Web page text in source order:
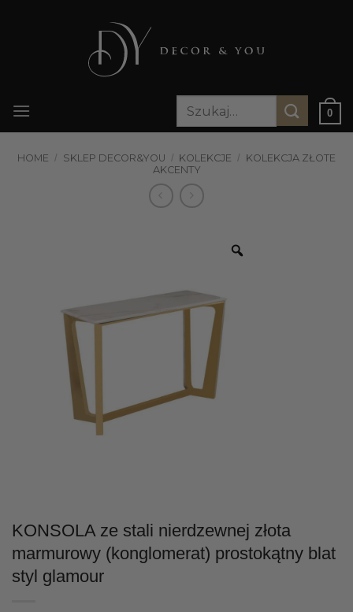
Szukaj:
0
HOME / SKLEP DECOR&YOU / KOLEKCJE / KOLEKCJA ZŁOTE
AKCENTY
KONSOLA ze stali nierdzewnej złota
marmurowy (konglomerat) prostokątny blat
styl glamour